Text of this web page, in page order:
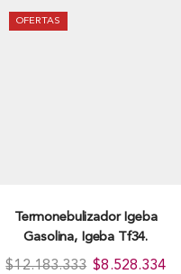
OFERTAS
Termonebulizador Igeba
Gasolina, Igeba Tf34.
$12.183.333 $8.528.334